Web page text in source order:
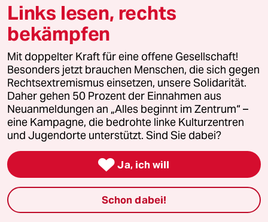
Podcast
bundestalk
fernverbindung
klima update°
Mauerecho
Freie Rede
Links lesen, rechts
bekämpfen
Mit doppelter Kraft für eine offene Gesellschaft!
Besonders jetzt brauchen Menschen, die sich gegen
Rechtsextremismus einsetzen, unsere Solidarität.
Daher gehen 50 Prozent der Einnahmen aus
Neuanmeldungen an „Alles beginnt im Zentrum“ –
eine Kampagne, die bedrohte linke Kulturzentren
und Jugendorte unterstützt. Sind Sie dabei?
 Ja, ich will
Schon dabei!